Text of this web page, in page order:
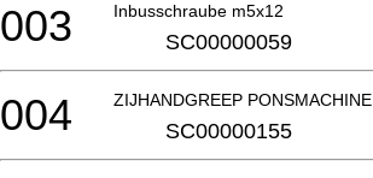
Inbusschraube m5x12
003 SC00000059
ZIJHANDGREEP PONSMACHINE
004 SC00000155